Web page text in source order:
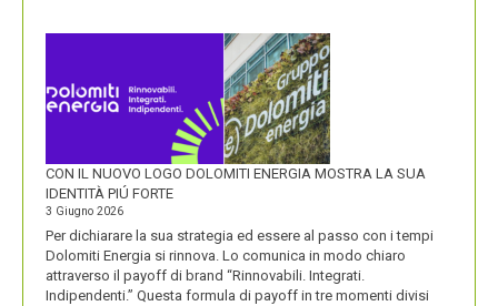
CON IL NUOVO LOGO DOLOMITI ENERGIA MOSTRA LA SUA
IDENTITÀ PIÚ FORTE
3 Giugno 2026
Per dichiarare la sua strategia ed essere al passo con i tempi
Dolomiti Energia si rinnova. Lo comunica in modo chiaro
attraverso il payoff di brand “Rinnovabili. Integrati.
Indipendenti.” Questa formula di payoff in tre momenti divisi